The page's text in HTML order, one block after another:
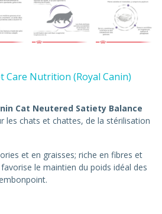
Care Nutrition (Royal Canin)
Cat Neutered Satiety Balance
les chats et chattes, de la stérilisation
et en graisses; riche en fibres et
le maintien du poids idéal des